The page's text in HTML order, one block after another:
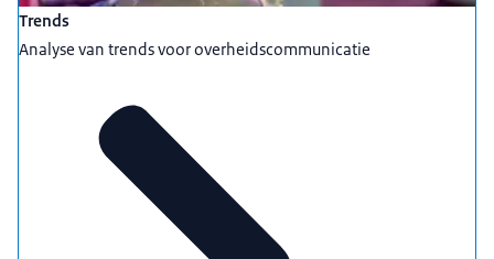
Trends
Analyse van trends voor overheidscommunicatie